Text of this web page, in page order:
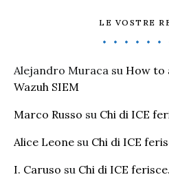
LE VOSTRE
Alejandro Muraca su How to
Wazuh SIEM
Marco Russo su Chi di ICE
Alice Leone su Chi di ICE
I. Caruso su Chi di ICE